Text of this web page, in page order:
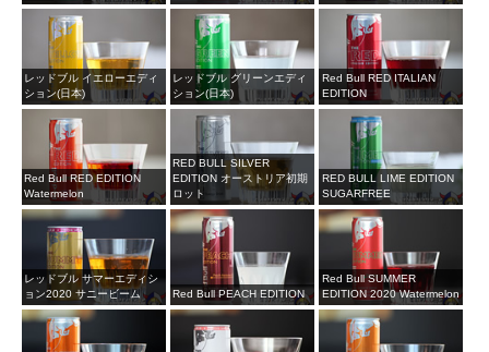
レッドブル イエローエディ
ション(日本)
レッドブル グリーンエディ
ション(日本)
Red Bull RED ITALIAN
EDITION
Red Bull RED EDITION
Watermelon
RED BULL SILVER
EDITION オーストリア初期
ロット
RED BULL LIME EDITION
SUGARFREE
レッドブル サマーエディシ
ョン2020 サニービーム
Red Bull PEACH EDITION
Red Bull SUMMER
EDITION 2020 Watermelon